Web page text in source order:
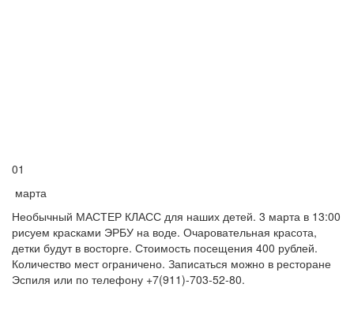
01
марта
Необычный МАСТЕР КЛАСС для наших детей. 3 марта в 13:00
рисуем красками ЭРБУ на воде. Очаровательная красота,
детки будут в восторге. Стоимость посещения 400 рублей.
Количество мест ограничено. Записаться можно в ресторане
Эспиля или по телефону +7(911)-703-52-80.